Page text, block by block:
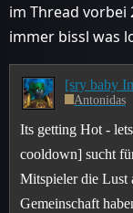
im Thread vorbei
immer bissl was
Antonidas
Its getting Hot -
cooldown] sucht
Mitspieler die Lust
Gemeinschaft